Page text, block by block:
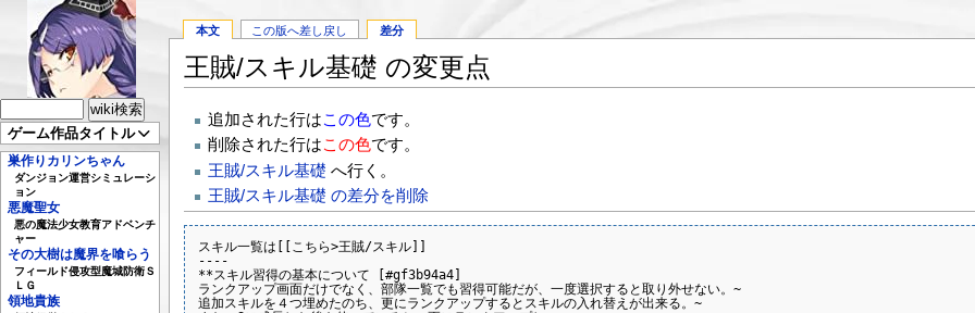
ゲーム作品タイトル
巣作りカリンちゃん
ダンジョン運営シミュレーシ
ョン
悪魔聖女
悪の魔法少女教育アドベンチ
ャー
その大樹は魔界を喰らう
フィールド侵攻型魔城防衛Ｓ
ＬＧ
領地貴族
本文 この版へ差し戻し 差分
王賊/スキル基礎 の変更点
追加された行はこの色です。
削除された行はこの色です。
王賊/スキル基礎 へ行く。
王賊/スキル基礎 の差分を削除
スキル一覧は[[こちら>王賊/スキル]]
----
**スキル習得の基本について [#gf3b94a4]
ランクアップ画面だけでなく、部隊一覧でも習得可能だが、一度選択すると取り外せない。~
追加スキルを４つ埋めたのち、更にランクアップするとスキルの入れ替えが出来る。~